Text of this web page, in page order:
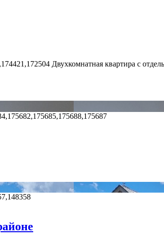
Двухкомнатная квартира с